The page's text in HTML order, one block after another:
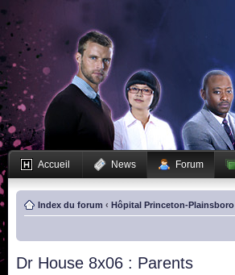
Accueil News Forum
Index du forum ‹ Hôpital Princeton-Plainsboro
Dr House 8x06 : Parents